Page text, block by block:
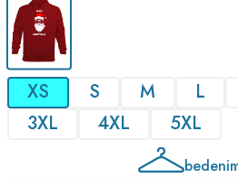
XS S M L
3XL
4XL 5XL